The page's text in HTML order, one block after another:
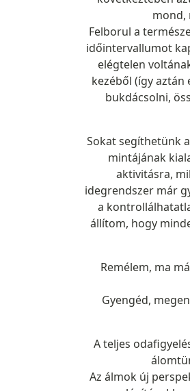
mond,
Felborul a
időintervallumot
elégtelen
kezéből (így aztán
bukdácsolni,
Sokat segíthetünk
mintájának
aktivitásra,
idegrendszer már
a
állítom, hogy
Remélem, ma
Gyengéd,
A teljes
Az álmok új